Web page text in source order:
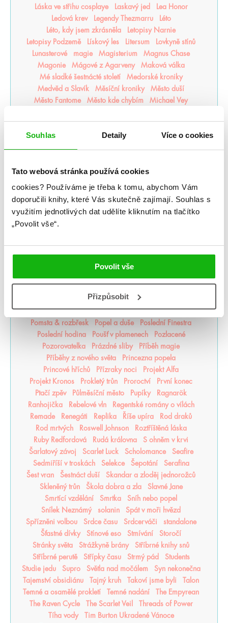
Souhlas Detaily Více o cookies
Tato webová stránka používá cookies
cookies? Používáme je třeba k tomu, abychom Vám
doporučili knihy, které Vás skutečně zajímají. Souhlas s
využitím jednotlivých dat udělíte kliknutím na tlačítko
„Povolit vše“.
Povolit vše
Přizpůsobit
Láska ve střihu cosplaye Laskavý jed
Lea Honor
Ledová krev
Legendy Thezmarru
Léto
Léto, kdy jsem zkrásněla
Letopisy Narnie
Letopisy Podzemě
Lískový les Litersum
Lovkyně stínů
Lunasterové
magie Magisterium
Magnus Chase
Magonie
Mágové z Agarveny
Maková válka
Mé sladké šestnácté století
Medorské kroniky
Medvěd a Slavík
Měsíční kroniky
Město duší
Město Fantome
Město kde chybím
Michael Vey
Moře inkoustu a zlata
Moře nálezů a ztrát
Mráz
Mrazení
Můj život s Walterovic kluky
Nástroje smrti
něcosipřej Nedej se
Nedotýkej se mě
Nezdolná Nikdyuš
Noční partie
Noví alchymisté
Ostrovy bohů
Phobos Píseň zimy
Pod štítem magie
pomaláromantika
Pomněnka
Pomsta & rozbřesk
Popel a duše
Poslední Finestra
Poslední hodina
Poušť v plamenech
Pozlacené
Pozorovatelka
Prázdné sliby
Příběh magie
Příběhy z nového světa
Princezna popela
Princové hříchů
Přízraky noci
Projekt Alfa
Projekt Kronos
Prokletý trůn Proroctví
První konec
Ptačí zpěv
Půlměsíční město Pupíky
Ragnarök
Ranhojička
Rebelové vln
Regentské romány o vílách
Remade
Renegáti Replika Říše upíra
Rod draků
Rod mrtvých
Roswell Johnson
Roztříštěná láska
Ruby Redfordová
Rudá královna
S ohněm v krvi
Šarlatový závoj
Scarlet Luck Scholomance
Seafire
Sedmiříší v troskách
Selekce Šepotání
Serafina
Šest vran
Šestnáct duší
Skandar a zloděj jednorožců
Skleněný trůn
Škola dobra a zla
Slavné Jane
Smrtící vzdělání
Smrtka
Sníh nebo popel
Snílek Neznámý
solanin
Spát v moři hvězd
Spřízněni volbou
Srdce času Srdcerváči
standalone
Šťastné dívky
Stínové eso Stmívání
Storočí
Stránky světa
Strážkyně brány
Stříbrné knihy snů
Stříbrné perutě
Střípky času Strmý pád
Students
Studie jedu
Supro Světla nad močálem
Syn nekonečna
Tajemství obsidiánu
Tajný kruh Takoví jsme byli
Talon
Temné a osamělé prokletí
Temné nadání
The Empyrean
The Raven Cycle
The Scarlet Veil
Threads of Power
Tíha vody
Tim Burton Ukradené Vánoce